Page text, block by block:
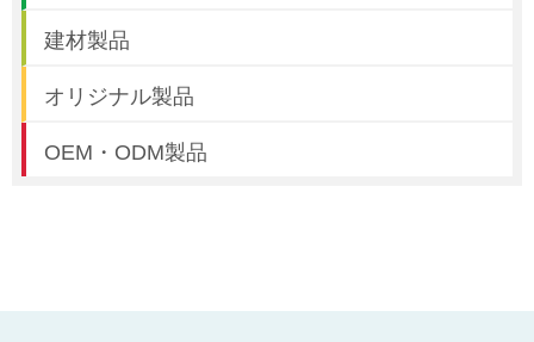
建材製品
オリジナル製品
OEM・ODM製品